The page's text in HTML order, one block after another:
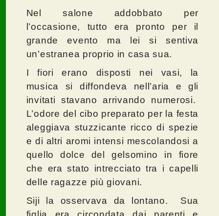
Nel salone addobbato per
l’occasione, tutto era pronto per il
grande evento ma lei si sentiva
un’estranea proprio in casa sua.
I fiori erano disposti nei vasi, la
musica si diffondeva nell’aria e gli
invitati stavano arrivando numerosi.
L’odore del cibo preparato per la festa
aleggiava stuzzicante ricco di spezie
e di altri aromi intensi mescolandosi a
quello dolce del gelsomino in fiore
che era stato intrecciato tra i capelli
delle ragazze più giovani.
Siji la osservava da lontano. Sua